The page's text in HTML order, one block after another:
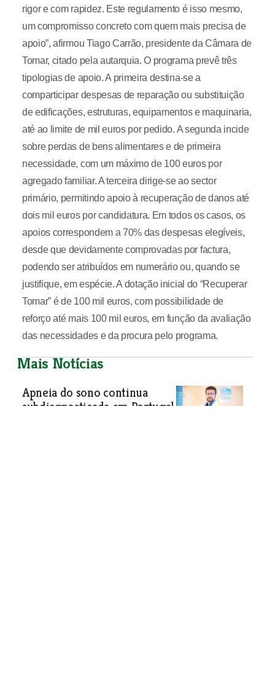
rigor e com rapidez. Este regulamento é isso mesmo,
um compromisso concreto com quem mais precisa de
apoio”, afirmou Tiago Carrão, presidente da Câmara de
Tomar, citado pela autarquia. O programa prevê três
tipologias de apoio. A primeira destina-se a
comparticipar despesas de reparação ou substituição
de edificações, estruturas, equipamentos e maquinaria,
até ao limite de mil euros por pedido. A segunda incide
sobre perdas de bens alimentares e de primeira
necessidade, com um máximo de 100 euros por
agregado familiar. A terceira dirige-se ao sector
primário, permitindo apoio à recuperação de danos até
dois mil euros por candidatura. Em todos os casos, os
apoios correspondem a 70% das despesas elegíveis,
desde que devidamente comprovadas por factura,
podendo ser atribuídos em numerário ou, quando se
justifique, em espécie. A dotação inicial do “Recuperar
Tomar” é de 100 mil euros, com possibilidade de
reforço até mais 100 mil euros, em função da avaliação
das necessidades e da procura pelo programa.
Mais Notícias
Apneia do sono continua
subdiagnosticada em Portugal